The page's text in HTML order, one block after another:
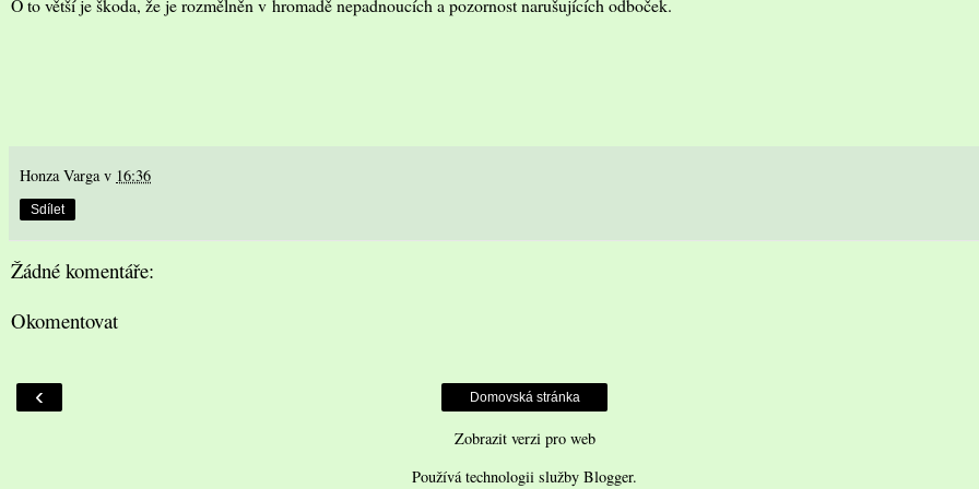
Honza Varga v 16:36
Sdílet
Žádné komentáře:
Okomentovat
‹ Domovská stránka
Zobrazit verzi pro web
Používá technologii služby Blogger.